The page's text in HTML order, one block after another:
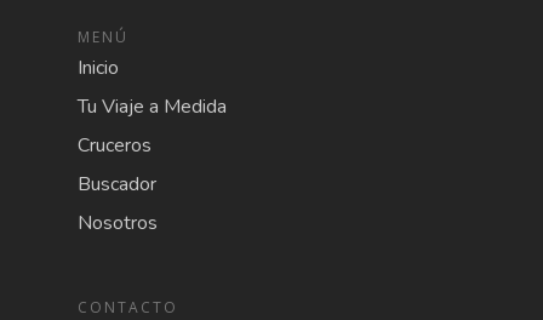
MENÚ
Inicio
Tu Viaje a Medida
Cruceros
Buscador
Nosotros
CONTACTO